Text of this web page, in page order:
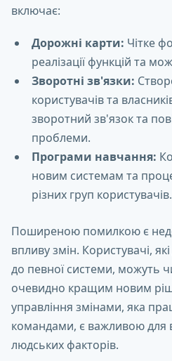
включає:
Дорожні карти: Чітке
реалізації функцій та
Зворотні зв'язки:
користувачів та
зворотний зв'язок та
проблеми.
Програми навчання:
новим системам та
різних груп користувачів.
Поширеною помилкою є
впливу змін. Користувачі,
до певної системи, можуть
очевидно кращим новим
управління змінами, яка
командами, є важливою для
людських факторів.